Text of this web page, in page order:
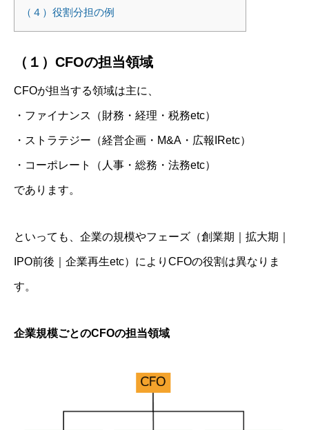
（４）役割分担の例
（１）CFOの担当領域
CFOが担当する領域は主に、
・ファイナンス（財務・経理・税務etc）
・ストラテジー（経営企画・M&A・広報IRetc）
・コーポレート（人事・総務・法務etc）
であります。
といっても、企業の規模やフェーズ（創業期｜拡大期｜
IPO前後｜企業再生etc）によりCFOの役割は異なりま
す。
企業規模ごとのCFOの担当領域